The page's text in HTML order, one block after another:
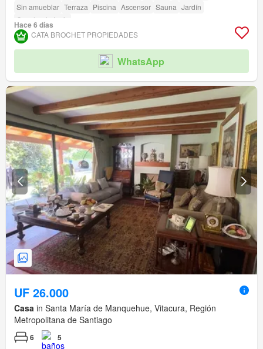
Sin amueblar Terraza Piscina Ascensor Sauna Jardín
Cancha de tenis
Hace 6 días
CATA BROCHET PROPIEDADES
WhatsApp
UF 26.000
Casa in Santa María de Manquehue, Vitacura, Región
Metropolitana de Santiago
6 5